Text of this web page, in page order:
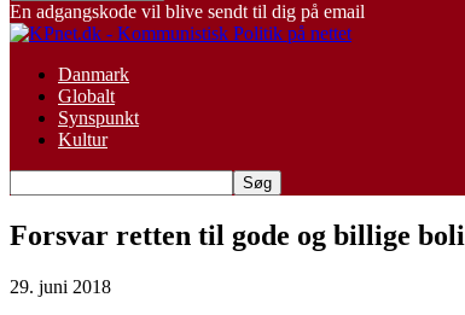
En adgangskode vil blive sendt til dig på email
Danmark
Globalt
Synspunkt
Kultur
Forsvar retten til gode og billige
29. juni 2018